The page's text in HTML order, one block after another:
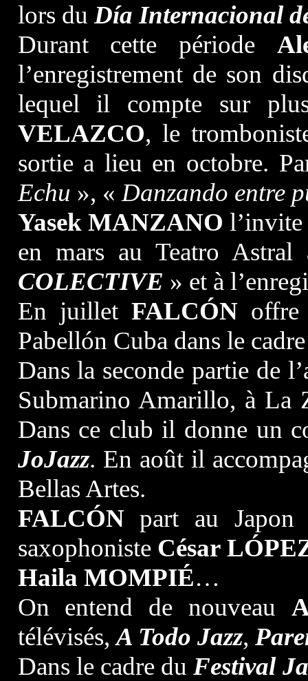
lors du Día Internacional
Durant cette période
l’enregistrement de son
lequel il compte sur
VELAZCO, le
sortie a lieu en octobre.
Echu », « Danzando entre
Yasek MANZANO l’invite
en mars au Teatro
COLECTIVE » et à
En juillet FALCÓNoffre
Pabellón Cuba dans le
Dans la seconde partie de
Submarino Amarillo, à La
Dans ce club il donne un
JoJazz. En août il
Bellas Artes.
FALCÓNpart au Japon
saxophoniste César
Haila MOMPIÉ…
On entend de nouveau
télévisés,A Todo Jazz,
Dans le cadre duFestival